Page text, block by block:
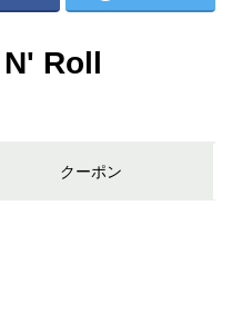
Roll
クーポン